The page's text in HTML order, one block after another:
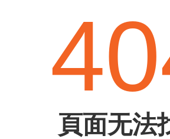
頁面无法